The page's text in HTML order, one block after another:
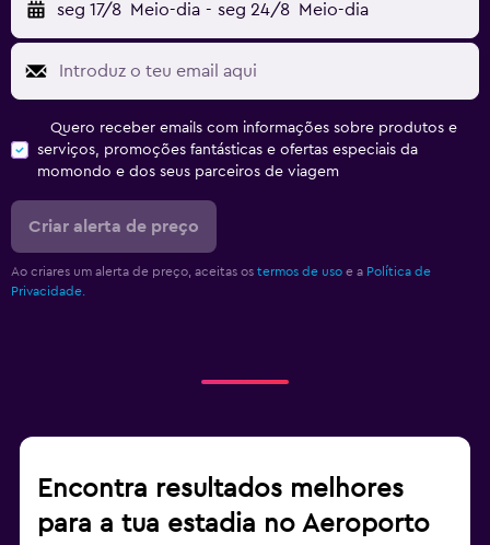
seg 17/8 Meio-dia - seg 24/8 Meio-dia
Quero receber emails com informações sobre produtos e
serviços, promoções fantásticas e ofertas especiais da
momondo e dos seus parceiros de viagem
Criar alerta de preço
Ao criares um alerta de preço, aceitas os termos de uso e a Política de
Privacidade.
Encontra resultados melhores
para a tua estadia no Aeroporto